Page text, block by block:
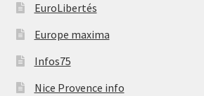
EuroLibertés
Europe maxima
Infos75
Nice Provence info